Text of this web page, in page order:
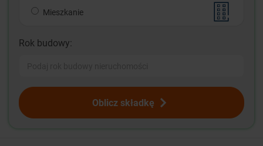
Mieszkanie
Rok budowy:
Oblicz składkę